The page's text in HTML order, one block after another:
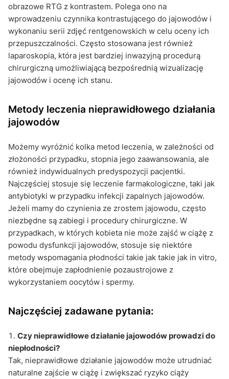
obrazowe RTG z kontrastem. Polega ono na
wprowadzeniu czynnika kontrastującego do jajowodów i
wykonaniu serii zdjęć rentgenowskich w celu oceny ich
przepuszczalności. Często stosowana jest również
laparoskopia, która jest bardziej inwazyjną procedurą
chirurgiczną umożliwiającą bezpośrednią wizualizację
jajowodów i ocenę ich stanu.
Metody leczenia nieprawidłowego działania
jajowodów
Możemy wyróżnić kolka metod leczenia, w zależności od
złożoności przypadku, stopnia jego zaawansowania, ale
również indywidualnych predyspozycji pacjentki.
Najczęściej stosuje się leczenie farmakologiczne, taki jak
antybiotyki w przypadku infekcji zapalnych jajowodów.
Jeżeli mamy do czynienia ze zrostem jajowodu, często
niezbędne są zabiegi i procedury chirurgiczne. W
przypadkach, w których kobieta nie może zajść w ciążę z
powodu dysfunkcji jajowodów, stosuje się niektóre
metody wspomagania płodności takie jak takie jak in vitro,
które obejmuje zapłodnienie pozaustrojowe z
wykorzystaniem oocytów i spermy.
Najczęściej zadawane pytania:
Czy nieprawidłowe działanie jajowodów prowadzi do
niepłodności?
Tak, nieprawidłowe działanie jajowodów może utrudniać
naturalne zajście w ciążę i zwiększać ryzyko ciąży